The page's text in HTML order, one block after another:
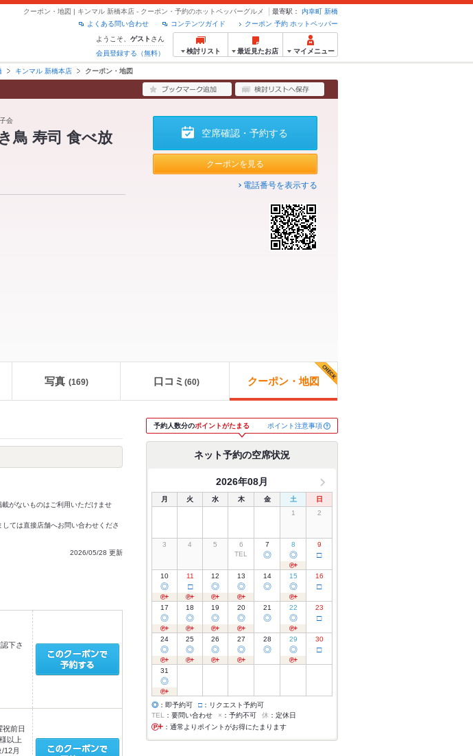
クーポン・地図 | キンマル 新橋本店 - クーポン・予約のホットペッパーグルメ 最寄駅： 内幸町 新橋
クーポン 予約 ホットペッパー
コンテンツガイド
よくある問い合わせ
ようこそ、 ゲスト さん
会員登録する（無料）
検討リスト 最近見たお店 マイメニュー
キンマル 新橋本店 クーポン・地図
会
鳥 寿司 食べ放
空席確認・予約する
クーポンを見る
電話番号を表示する
写真 (169) 口コミ (60) クーポン・地図
がないものはご利用いただけませ
ては直接店舗へお問い合わせくださ
2026/05/28 更新
下さ
祝前日
以上
12月
予約人数分のポイントがたまる ポイント注意事項
ネット予約の空席状況
2026年08月
月 火 水 木 金 土
日
1
2
3 4 5
6
TEL
7
◎
8
◎
9
□
10
◎
11
□
12
◎
13
◎
14
◎
15
◎
16
□
17
◎
18
◎
19
◎
20
◎
21
◎
22
◎
23
□
24
◎
25
◎
26
◎
27
◎
28
◎
29
◎
30
□
31
◎
◎ ：即予約可 □ ：リクエスト予約可
TEL
：要問い合わせ × ：予約不可 休 ：定休日
：通常よりポイントがお得にたまります